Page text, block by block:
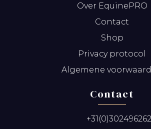
Over EquinePRO
Contact
Shop
Privacy protocol
Algemene
Contact
+31(0)302496262